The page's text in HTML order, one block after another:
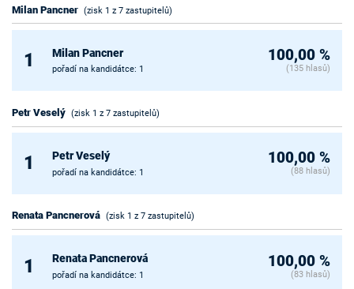
Milan Pancner (zisk 1 z 7 zastupitelů)
1 Milan Pancner
pořadí na kandidátce: 1
100,00 %
(135 hlasů)
Petr Veselý (zisk 1 z 7 zastupitelů)
1 Petr Veselý
pořadí na kandidátce: 1
100,00 %
(88 hlasů)
Renata Pancnerová (zisk 1 z 7 zastupitelů)
1 Renata Pancnerová
pořadí na kandidátce: 1
100,00 %
(83 hlasů)